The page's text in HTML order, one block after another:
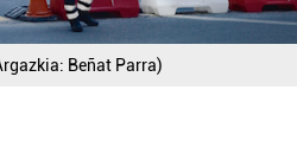
Beñat Parra)